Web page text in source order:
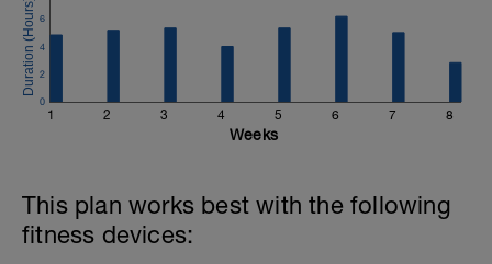
Alongue ao final.
1 2 3 4 5 6 7 8
0
2
4
6
Weeks
This plan works best with the following
fitness devices: